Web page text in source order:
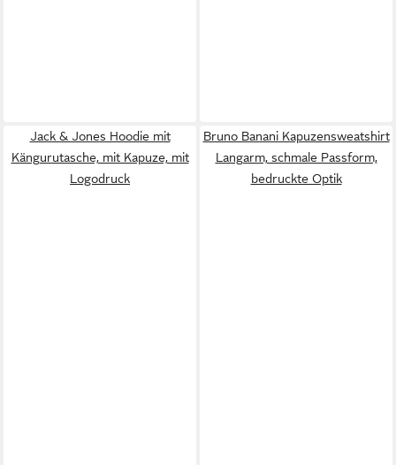
Jack & Jones Hoodie mit
Kängurutasche, mit Kapuze, mit
Logodruck
Bruno Banani Kapuzensweatshirt
Langarm, schmale Passform,
bedruckte Optik